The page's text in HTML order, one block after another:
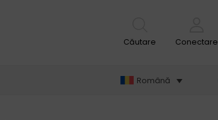
Căutare Conectare
Română